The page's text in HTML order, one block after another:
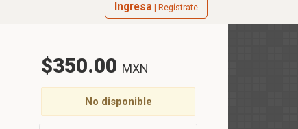
Ingresa | Regístrate
$350.00 MXN
No disponible